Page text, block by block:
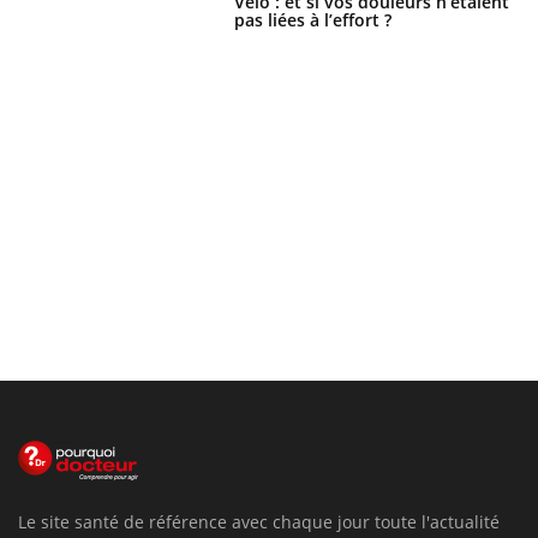
pas liées à l’effort ?
Le site santé de référence avec chaque jour toute l'actualité